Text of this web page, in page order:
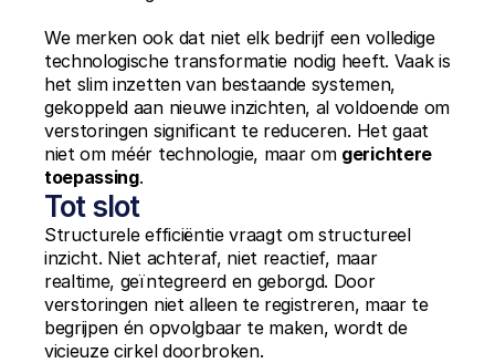
We merken ook dat niet elk bedrijf een volledige
technologische transformatie nodig heeft. Vaak is
het slim inzetten van bestaande systemen,
gekoppeld aan nieuwe inzichten, al voldoende om
verstoringen significant te reduceren. Het gaat
niet om méér technologie, maar om gerichtere
toepassing.
Tot slot
Structurele efficiëntie vraagt om structureel
inzicht. Niet achteraf, niet reactief, maar
realtime, geïntegreerd en geborgd. Door
verstoringen niet alleen te registreren, maar te
begrijpen én opvolgbaar te maken, wordt de
vicieuze cirkel doorbroken.